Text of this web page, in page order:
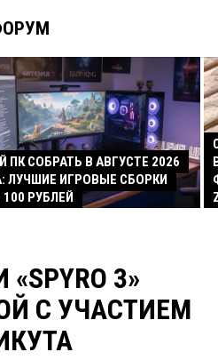
ПК СОБРАТЬ В АВГУСТЕ 2026
ЛУЧШИЕ ИГРОВЫЕ СБОРКИ
100 РУБЛЕЙ
3»
С УЧАСТИЕМ